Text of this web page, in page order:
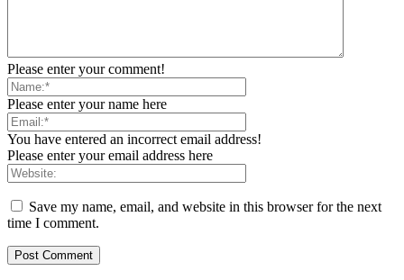
Please enter your comment!
Please enter your name here
You have entered an incorrect email address!
Please enter your email address here
Save my name, email, and website in this browser for the next
time I comment.